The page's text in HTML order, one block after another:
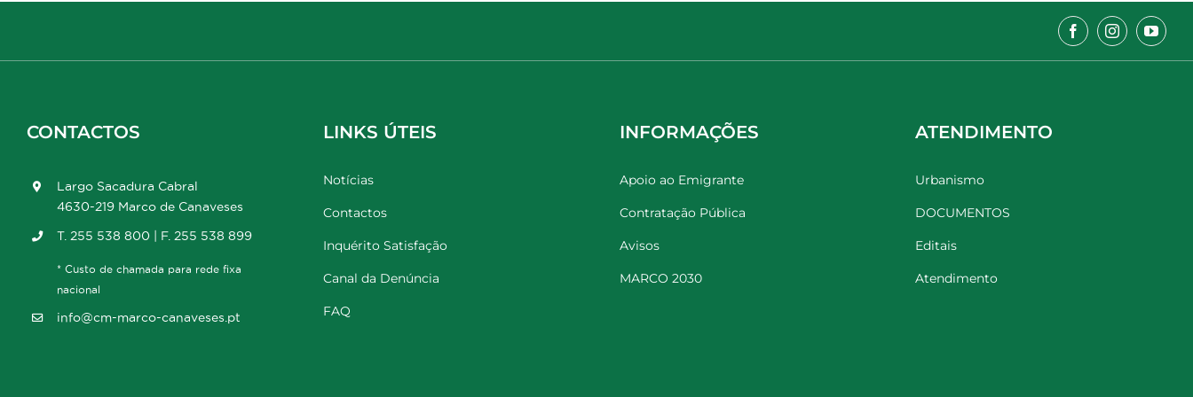
CONTACTOS
Largo Sacadura Cabral
4630-219 Marco de Canaveses
T. 255 538 800 | F. 255 538 899
* Custo de chamada para rede fixa
nacional
info@cm-marco-canaveses.pt
LINKS ÚTEIS
Notícias
Contactos
Inquérito Satisfação
Canal da Denúncia
FAQ
INFORMAÇÕES
Apoio ao Emigrante
Contratação Pública
Avisos
MARCO 2030
ATENDIMENTO
Urbanismo
DOCUMENTOS
Editais
Atendimento